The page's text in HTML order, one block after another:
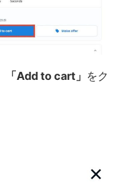
「Add to cart」 をク